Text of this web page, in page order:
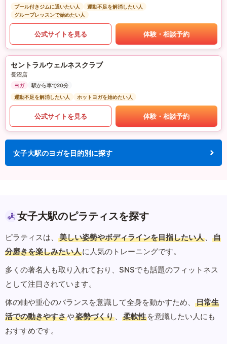
プール付きジムに通いたい人
運動不足を解消したい人
グループレッスンで始めたい人
公式サイトを見る 体験・相談予約
セントラルウェルネスクラブ
長沼店
ヨガ
駅から車で20分
運動不足を解消したい人
ホットヨガを始めたい人
公式サイトを見る 体験・相談予約
女子大駅のヨガを目的別に探す
女子大駅のピラティスを探す
ピラティスは、 美しい姿勢やボディラインを目指したい人 、
自
分磨きを楽しみたい人に人気のトレーニングです。
多くの著名人も取り入れており、SNSでも話題のフィットネス
として注目されています。
体の軸や重心のバランスを意識して全身を動かすため、
日常生
活での動きやすさや姿勢づくり 、 柔軟性 を意識したい人にも
おすすめです。